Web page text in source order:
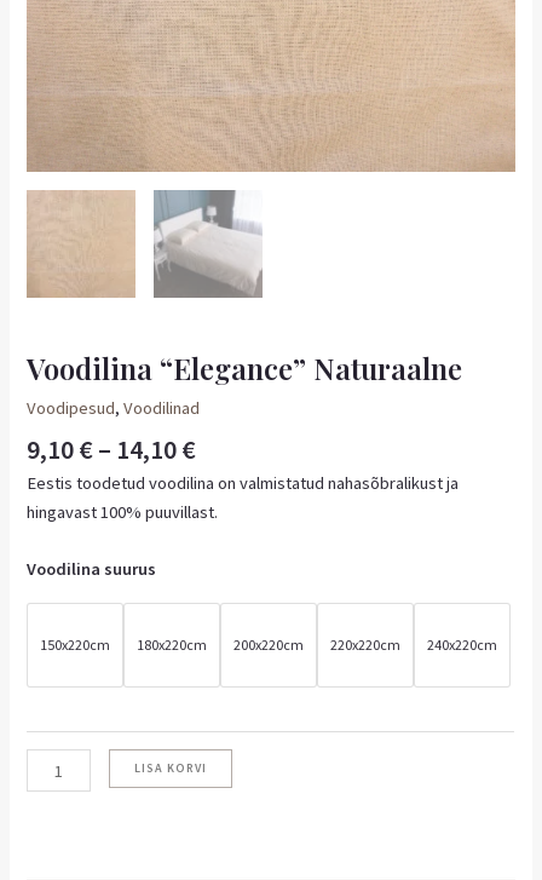
Voodilina “Elegance” Naturaalne
Voodipesud,Voodilinad
9,10€– 14,10€
Eestis toodetud voodilina on valmistatud nahasõbralikust ja
hingavast 100% puuvillast.
Voodilina suurus
150x220cm 180x220cm 200x220cm 220x220cm 240x220cm
LISA KORVI